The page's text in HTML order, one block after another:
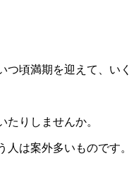
頃満期を迎えて、い
りしませんか。
は案外多いものです。